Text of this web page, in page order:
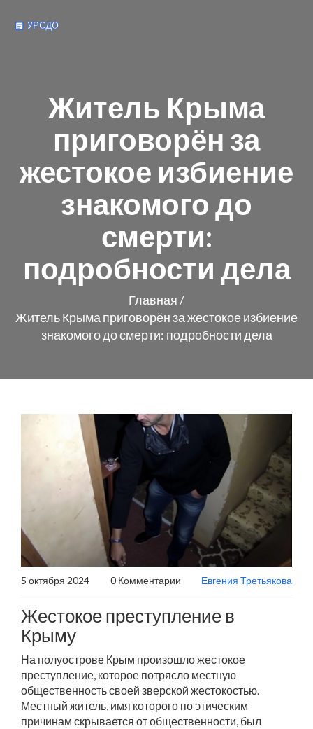
Житель Крыма
приговорён за
жестокое избиение
знакомого до
смерти:
подробности дела
Главная/
Житель Крыма приговорён за жестокое избиение
знакомого до смерти: подробности дела
5 октября 2024 0 Комментарии Евгения Третьякова
Жестокое преступление в
Крыму
На полуострове Крым произошло жестокое
преступление, которое потрясло местную
общественность своей зверской жестокостью.
Местный житель, имя которого по этическим
причинам скрывается от общественности, был